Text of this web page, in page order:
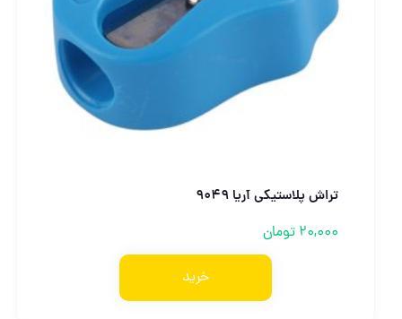
تراش پلاستیکی آریا 9049
20,000 تومان
خرید